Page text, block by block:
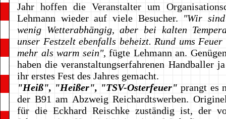
Jahr hoffen die Veranstalter um
Lehmann wieder auf viele Besucher. "Wir
wenig Wetterabhängig, aber bei kalten
unser Festzelt ebenfalls beheizt. Rund ums
mehr als warm sein", fügte Lehmann an.
haben die veranstaltungserfahrenen Handballer
ihr erstes Fest des Jahres gemacht.
"Heiß", "Heißer", "TSV-Osterfeuer" prangt es
der B91 am Abzweig Reichardtswerben.
für die Eckhard Reischke zuständig ist, der